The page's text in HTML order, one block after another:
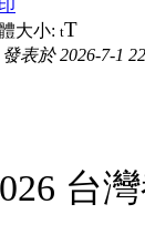
大小: tT
發表於 2026-7-1
台